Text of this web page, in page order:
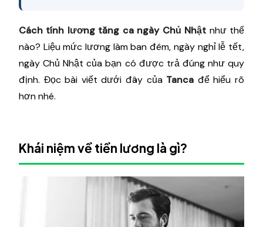
Cách tính lương tăng ca ngày Chủ Nhật như thế
nào? Liệu mức lương làm ban đêm, ngày nghỉ lễ tết,
ngày Chủ Nhật của bạn có được trả đúng như quy
định. Đọc bài viết dưới đây của Tanca để hiểu rõ
hơn nhé.
Khái niệm về tiền lương là gì?